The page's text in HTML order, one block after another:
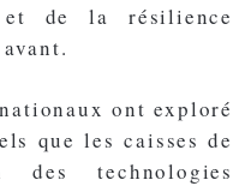
et de la résilience
ont exploré
que les caisses de
des technologies